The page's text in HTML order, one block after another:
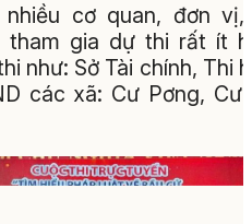
cơ quan, đơn
tham gia dự thi rất ít
như: Sở Tài chính, Thi
các xã: Cư Pơng, Cư